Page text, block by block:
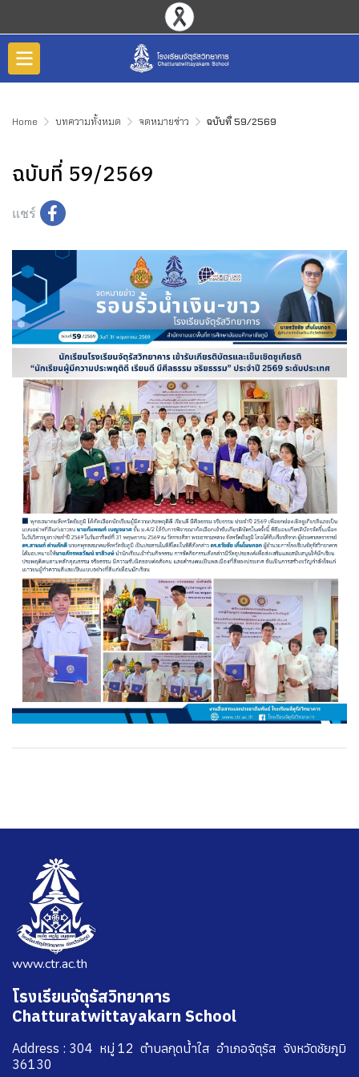
Home บทความทั้งหมด จดหมายข่าว ฉบับที่ 59/2569
ฉบับที่ 59/2569
แชร์
www.ctr.ac.th
โรงเรียนจัตุรัสวิทยาคาร
Chatturatwittayakarn School
Address : 304 หมู่ 12 ตำบลกุดน้ำใส อำเภอจัตุรัส จังหวัดชัยภูมิ
36130